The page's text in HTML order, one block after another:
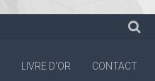
LIVRE D'OR CONTACT